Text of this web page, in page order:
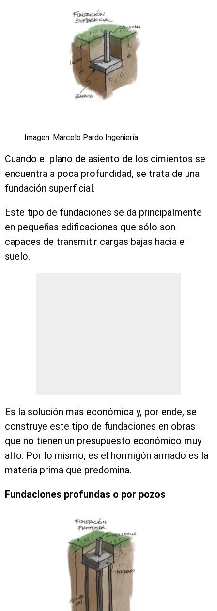
Imagen: Marcelo Pardo Ingeniería.
Cuando el plano de asiento de los cimientos se
encuentra a poca profundidad, se trata de una
fundación superficial.
Este tipo de fundaciones se da principalmente
en pequeñas edificaciones que sólo son
capaces de transmitir cargas bajas hacia el
suelo.
Es la solución más económica y, por ende, se
construye este tipo de fundaciones en obras
que no tienen un presupuesto económico muy
alto. Por lo mismo, es el hormigón armado es la
materia prima que predomina.
Fundaciones profundas o por pozos